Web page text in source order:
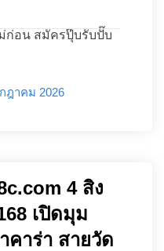
ก่อน สมัครปุ๊บรับปั๊บ
ฎาคม 2026
4 สิง
เปิดมุม
คาร่า สายวัด